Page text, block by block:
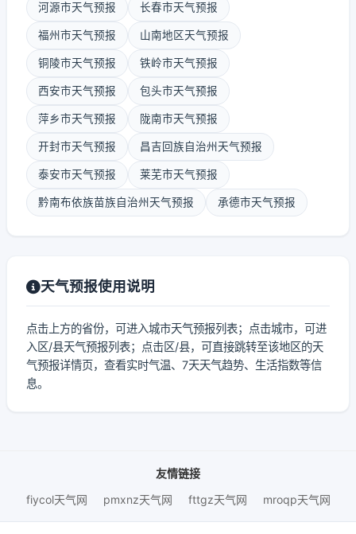
河源市天气预报 长春市天气预报
福州市天气预报 山南地区天气预报
铜陵市天气预报 铁岭市天气预报
西安市天气预报 包头市天气预报
萍乡市天气预报 陇南市天气预报
开封市天气预报 昌吉回族自治州天气预报
泰安市天气预报 莱芜市天气预报
黔南布依族苗族自治州天气预报 承德市天气预报
天气预报使用说明
点击上方的省份，可进入城市天气预报列表；点击城市，可进
入区/县天气预报列表；点击区/县，可直接跳转至该地区的天
气预报详情页，查看实时气温、7天天气趋势、生活指数等信
息。
友情链接
fiycol天气网
pmxnz天气网 fttgz天气网 mroqp天气网